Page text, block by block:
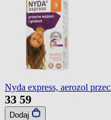
Nyda express, aerozol
33 59
Dodaj